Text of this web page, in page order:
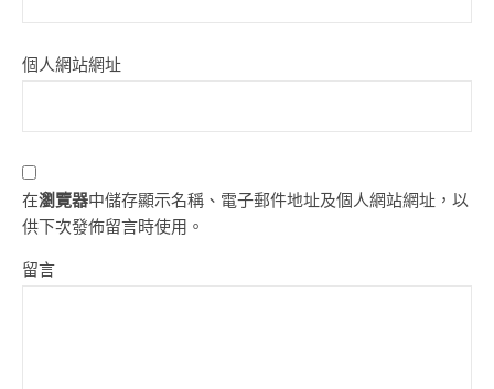
個人網站網址
在瀏覽器中儲存顯示名稱、電子郵件地址及個人網站網址，以
供下次發佈留言時使用。
留言